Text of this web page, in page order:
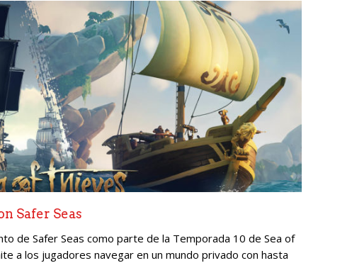
Safer Seas
de Safer Seas como parte de la Temporada 10 de Sea of
a los jugadores navegar en un mundo privado con hasta